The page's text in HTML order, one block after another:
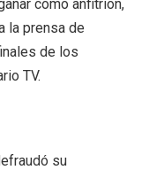
como anfitrión,
la prensa de
de los
TV.
su